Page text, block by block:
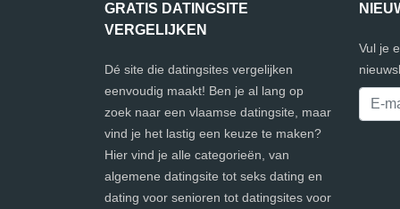
GRATIS DATINGSITE
VERGELIJKEN
Dé site die datingsites vergelijken
eenvoudig maakt! Ben je al lang op
zoek naar een vlaamse datingsite, maar
vind je het lastig een keuze te maken?
Hier vind je alle categorieën, van
algemene datingsite tot seks dating en
dating voor senioren tot datingsites voor
Vul je